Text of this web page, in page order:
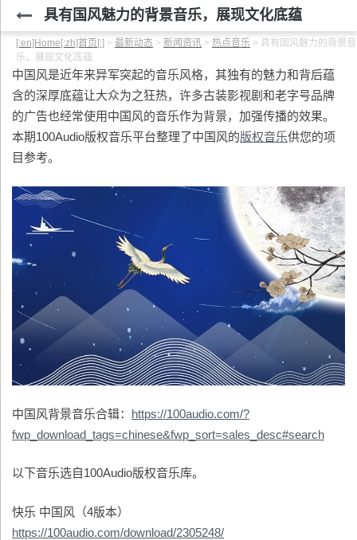
具有国风魅力的背景音乐，展现文化底蕴
[:en]Home[:zh]首页[:] > 最新动态 > 新闻资讯 > 热点音乐 > 具有国风魅力的背景音
乐，展现文化底蕴
中国风是近年来异军突起的音乐风格，其独有的魅力和背后蕴
含的深厚底蕴让大众为之狂热，许多古装影视剧和老字号品牌
的广告也经常使用中国风的音乐作为背景，加强传播的效果。
本期100Audio版权音乐平台整理了中国风的版权音乐供您的项
目参考。
中国风背景音乐合辑： https://100audio.com/?
fwp_download_tags=chinese&fwp_sort=sales_desc#search
以下音乐选自100Audio版权音乐库。
快乐 中国风（4版本）
https://100audio.com/download/2305248/